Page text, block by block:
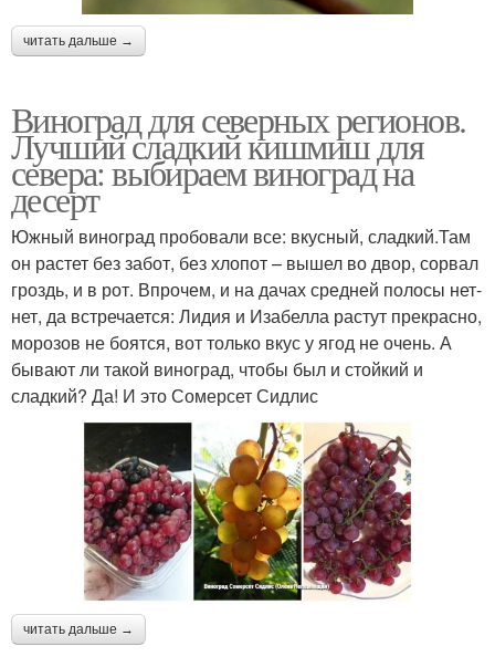
читать дальше →
Виноград для северных регионов.
Лучший сладкий кишмиш для
севера: выбираем виноград на
десерт
Южный виноград пробовали все: вкусный, сладкий.Там
он растет без забот, без хлопот – вышел во двор, сорвал
гроздь, и в рот. Впрочем, и на дачах средней полосы нет-
нет, да встречается: Лидия и Изабелла растут прекрасно,
морозов не боятся, вот только вкус у ягод не очень. А
бывают ли такой виноград, чтобы был и стойкий и
сладкий? Да! И это Сомерсет Сидлис
читать дальше →